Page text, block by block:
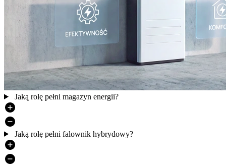
Jaką rolę pełni magazyn energii?
Jaką rolę pełni falownik hybrydowy?